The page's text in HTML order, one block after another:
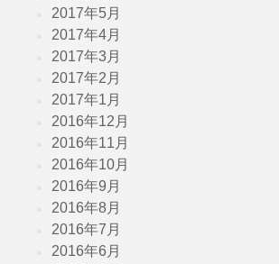
2017年5月
2017年4月
2017年3月
2017年2月
2017年1月
2016年12月
2016年11月
2016年10月
2016年9月
2016年8月
2016年7月
2016年6月